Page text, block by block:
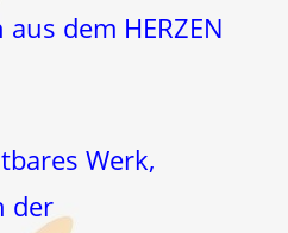
dem HERZEN
Werk,
der